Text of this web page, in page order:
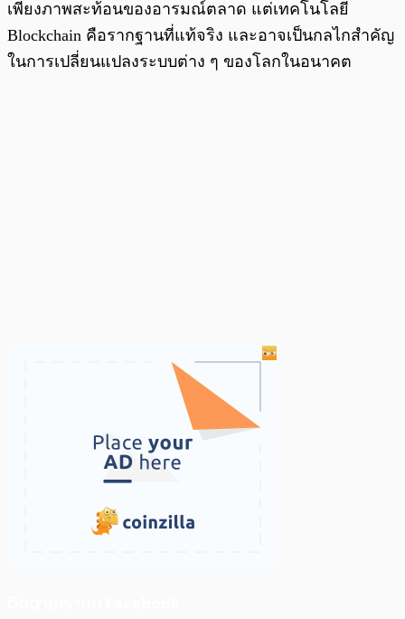
เพียงภาพสะท้อนของอารมณ์ตลาด แต่เทคโนโลยี
Blockchain คือรากฐานที่แท้จริง และอาจเป็นกลไกสำคัญ
ในการเปลี่ยนแปลงระบบต่าง ๆ ของโลกในอนาคต